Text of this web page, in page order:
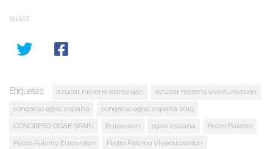
SHARE
Etiquetas: azucar moreno eurovision
azucar moreno vivaeurovision
congreso ogae españa
congreso ogae españa 2019
CONGRESO OGAE SPAIN
Eurovision ogae españa
Pedro Palomo
Pedro Palomo Eurovision
Pedro Palomo Vivaeurovision